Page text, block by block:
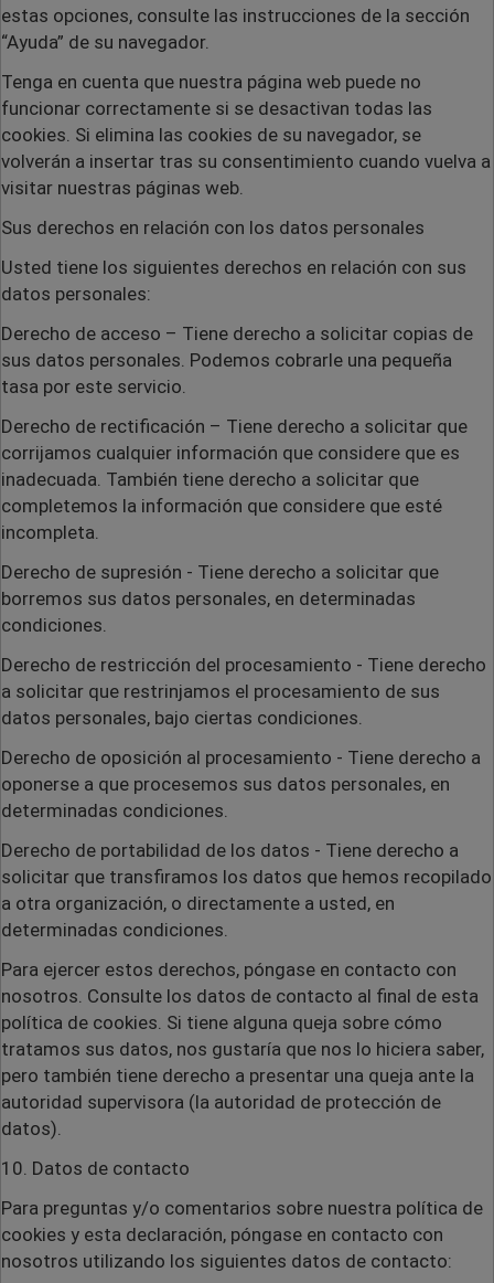
estas opciones, consulte las instrucciones de la sección
“Ayuda” de su navegador.
Tenga en cuenta que nuestra página web puede no
funcionar correctamente si se desactivan todas las
cookies. Si elimina las cookies de su navegador, se
volverán a insertar tras su consentimiento cuando vuelva a
visitar nuestras páginas web.
Sus derechos en relación con los datos personales
Usted tiene los siguientes derechos en relación con sus
datos personales:
Derecho de acceso – Tiene derecho a solicitar copias de
sus datos personales. Podemos cobrarle una pequeña
tasa por este servicio.
Derecho de rectificación – Tiene derecho a solicitar que
corrijamos cualquier información que considere que es
inadecuada. También tiene derecho a solicitar que
completemos la información que considere que esté
incompleta.
Derecho de supresión - Tiene derecho a solicitar que
borremos sus datos personales, en determinadas
condiciones.
Derecho de restricción del procesamiento - Tiene derecho
a solicitar que restrinjamos el procesamiento de sus
datos personales, bajo ciertas condiciones.
Derecho de oposición al procesamiento - Tiene derecho a
oponerse a que procesemos sus datos personales, en
determinadas condiciones.
Derecho de portabilidad de los datos - Tiene derecho a
solicitar que transfiramos los datos que hemos recopilado
a otra organización, o directamente a usted, en
determinadas condiciones.
Para ejercer estos derechos, póngase en contacto con
nosotros. Consulte los datos de contacto al final de esta
política de cookies. Si tiene alguna queja sobre cómo
tratamos sus datos, nos gustaría que nos lo hiciera saber,
pero también tiene derecho a presentar una queja ante la
autoridad supervisora (la autoridad de protección de
datos).
10. Datos de contacto
Para preguntas y/o comentarios sobre nuestra política de
cookies y esta declaración, póngase en contacto con
nosotros utilizando los siguientes datos de contacto: